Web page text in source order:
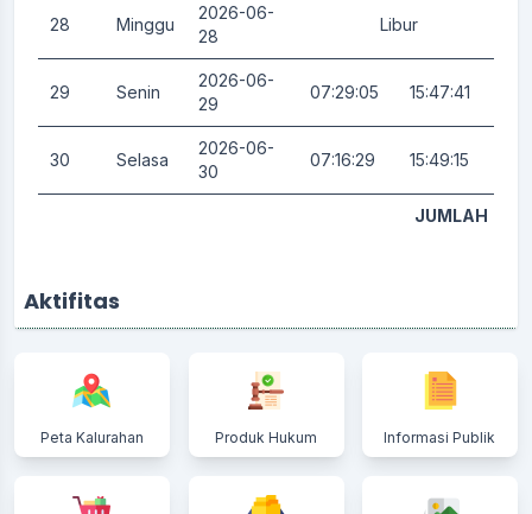
28 Minggu
2026-06-
28
Libur
29 Senin
2026-06-
29
07:29:05 15:47:41
30 Selasa
2026-06-
30
07:16:29 15:49:15
JUMLAH
Aktifitas
Peta Kalurahan Produk Hukum Informasi Publik